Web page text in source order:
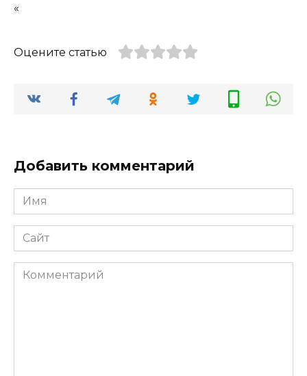
«
Оцените статью
Добавить комментарий
Имя
*
Сайт
Комментарий